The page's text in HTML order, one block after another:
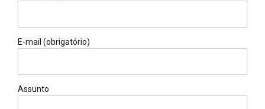
E-mail (obrigatório)
Assunto